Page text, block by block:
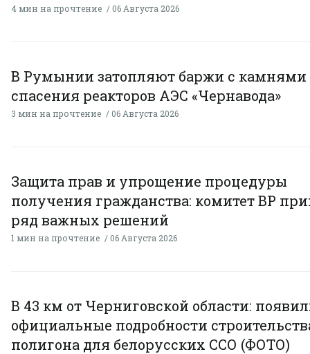
4 мин на прочтение 06 Августа 2026
В Румынии затопляют баржи с камнями
спасения реакторов АЭС «Чернавода»
3 мин на прочтение 06 Августа 2026
Защита прав и упрощение процедуры
получения гражданства: комитет ВР
ряд важных решений
1 мин на прочтение 06 Августа 2026
В 43 км от Черниговской области:
официальные подробности
полигона для белорусских ССО (ФОТО)